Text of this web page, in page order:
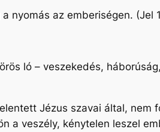
nyomás az emberiségen. (Jel
ló – veszekedés,
Jézus szavai által,
a veszély, kénytelen leszel